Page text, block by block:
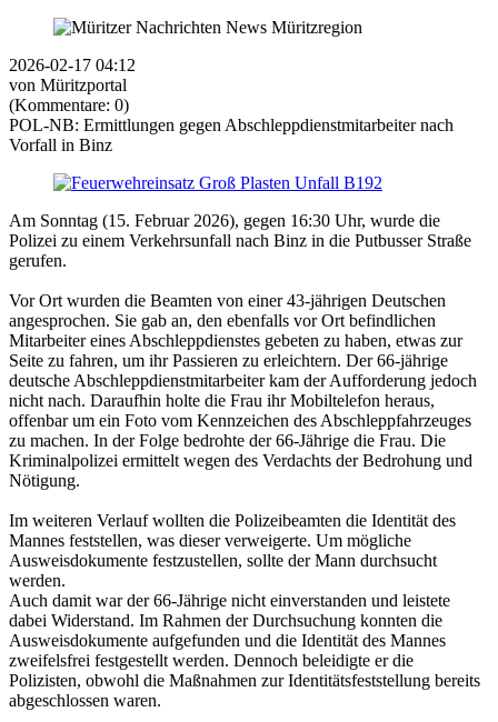
2026-02-17 04:12
von Müritzportal
(Kommentare: 0)
POL-NB: Ermittlungen gegen Abschleppdienstmitarbeiter nach
Vorfall in Binz
Am Sonntag (15. Februar 2026), gegen 16:30 Uhr, wurde die
Polizei zu einem Verkehrsunfall nach Binz in die Putbusser Straße
gerufen.
Vor Ort wurden die Beamten von einer 43-jährigen Deutschen
angesprochen. Sie gab an, den ebenfalls vor Ort befindlichen
Mitarbeiter eines Abschleppdienstes gebeten zu haben, etwas zur
Seite zu fahren, um ihr Passieren zu erleichtern. Der 66-jährige
deutsche Abschleppdienstmitarbeiter kam der Aufforderung jedoch
nicht nach. Daraufhin holte die Frau ihr Mobiltelefon heraus,
offenbar um ein Foto vom Kennzeichen des Abschleppfahrzeuges
zu machen. In der Folge bedrohte der 66-Jährige die Frau. Die
Kriminalpolizei ermittelt wegen des Verdachts der Bedrohung und
Nötigung.
Im weiteren Verlauf wollten die Polizeibeamten die Identität des
Mannes feststellen, was dieser verweigerte. Um mögliche
Ausweisdokumente festzustellen, sollte der Mann durchsucht
werden.
Auch damit war der 66-Jährige nicht einverstanden und leistete
dabei Widerstand. Im Rahmen der Durchsuchung konnten die
Ausweisdokumente aufgefunden und die Identität des Mannes
zweifelsfrei festgestellt werden. Dennoch beleidigte er die
Polizisten, obwohl die Maßnahmen zur Identitätsfeststellung bereits
abgeschlossen waren.